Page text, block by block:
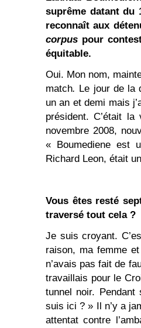
suprême datant du
reconnaît aux
corpus pour
équitable.
Oui. Mon nom,
match. Le jour de la
un an et demi mais
président. C’était
novembre 2008,
« Boumediene est
Richard Leon, était
Vous êtes resté
traversé tout cela ?
Je suis croyant.
raison, ma femme
n’avais pas fait de
travaillais pour le
tunnel noir.
suis ici ? » Il n’y a
attentat contre